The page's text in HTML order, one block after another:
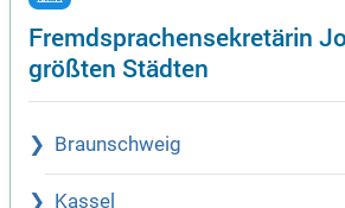
Fremdsprachensekretärin
größten Städten
Braunschweig
Kassel